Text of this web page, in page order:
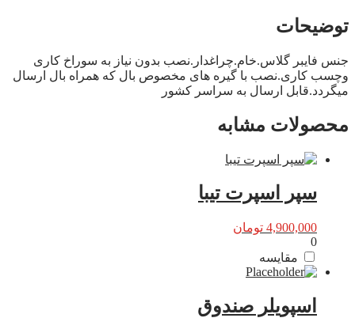
توضیحات
جنس فایبر گلاس.خام.چراغدار.نصب بدون نیاز به سوراخ کاری
و‌چسب کاری.نصب با گیره های مخصوص بال که همراه بال ارسال
میگردد.قابل ارسال به سراسر کشور
محصولات مشابه
سپر اسپرت تیبا
4,900,000 تومان
0
مقایسه
اسپویلر صندوق